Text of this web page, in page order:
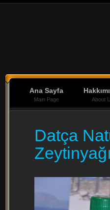
Ana Sayfa
Main Page About
Datça
Zeytinyağı